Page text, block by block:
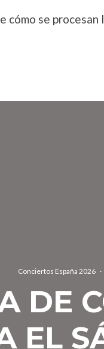
cómo se procesan
Conciertos España 2026 ·
DE
EL